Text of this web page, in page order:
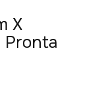
X
Pronta